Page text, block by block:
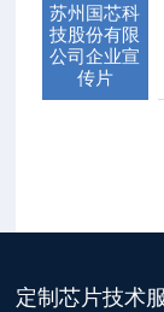
苏州国芯科
技股份有限
公司企业宣
传片
定制芯片技术